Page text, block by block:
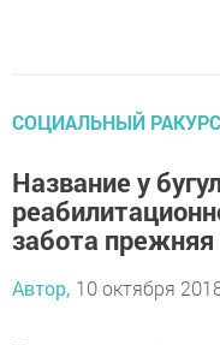
СОЦИАЛЬНЫЙ РАКУРС
Название у
забота прежняя
Автор, 10 октября